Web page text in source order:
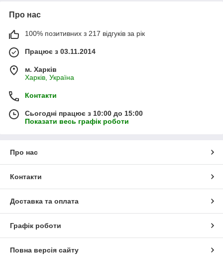
Про нас
100% позитивних з 217 відгуків за рік
Працює з 03.11.2014
м. Харків
Харків, Україна
Контакти
Сьогодні працює з 10:00 до 15:00
Показати весь графік роботи
Про нас
Контакти
Доставка та оплата
Графік роботи
Повна версія сайту